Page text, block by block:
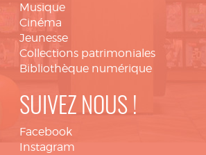
Musique
Cinéma
Jeunesse
Collections patrimoniales
Bibliothèque numérique
SUIVEZ NOUS !
Facebook
Instagram